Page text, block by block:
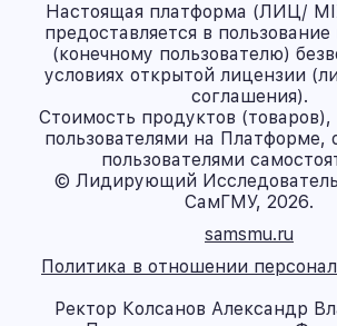
Настоящая платформа (ЛИЦ/
предоставляется в
(конечному пользователю)
условиях открытой лицензии
соглашения).
Стоимость продуктов
пользователями на Платформе,
пользователями
© Лидирующий
СамГМУ, 2026.
samsmu.ru
Политика в отношении
Ректор Колсанов Александр